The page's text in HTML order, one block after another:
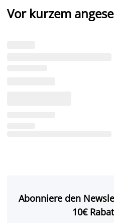
Vor kurzem
Abonniere den
10€